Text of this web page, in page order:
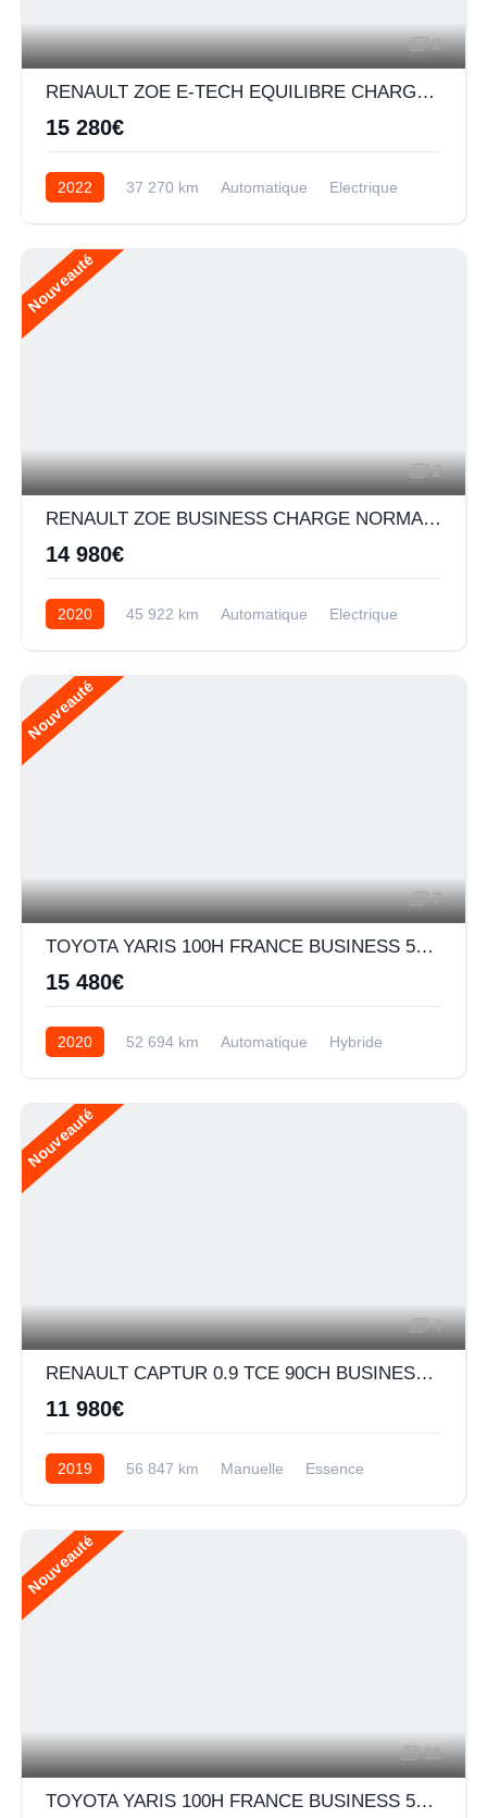
2
RENAULT ZOE E-TECH EQUILIBRE CHARGE NORMALE R110 ACHAT INTEGRAL - MY22
15 280€
2022 37 270 km Automatique Electrique
Nouveauté
2
RENAULT ZOE BUSINESS CHARGE NORMALE R110 ACHAT INTEGRAL - 20
14 980€
2020 45 922 km Automatique Electrique
Nouveauté
7
TOYOTA YARIS 100H FRANCE BUSINESS 5P MY19
15 480€
2020 52 694 km Automatique Hybride
Nouveauté
4
RENAULT CAPTUR 0.9 TCE 90CH BUSINESS - 19
11 980€
2019 56 847 km Manuelle Essence
Nouveauté
11
TOYOTA YARIS 100H FRANCE BUSINESS 5P MY19